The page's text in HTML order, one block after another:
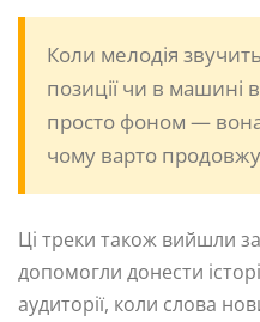
Коли мелодія
позиції чи в машині
просто фоном —
чому варто
Ці треки також вийшли
допомогли донести
аудиторії, коли слова